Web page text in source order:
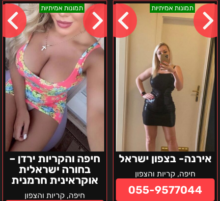
תמונות אמיתיות
אירנה- בצפון ישראל
חיפה, קריות והצפון
055-9577044
אירנה-
בצפון
ישראל
תמונות אמיתיות
חיפה והקריות ירדן –
בחורה ישראלית
אוקראינית חרמנית
חיפה, קריות והצפון
חיפה
והקריות
ירדן
–
בחורה
ישראלית
אוקראינית
חרמנית